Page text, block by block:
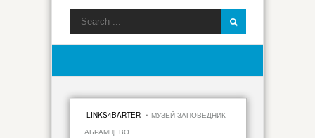
LINKS4BARTER · МУЗЕЙ-ЗАПОВЕДНИК
АБРАМЦЕВО